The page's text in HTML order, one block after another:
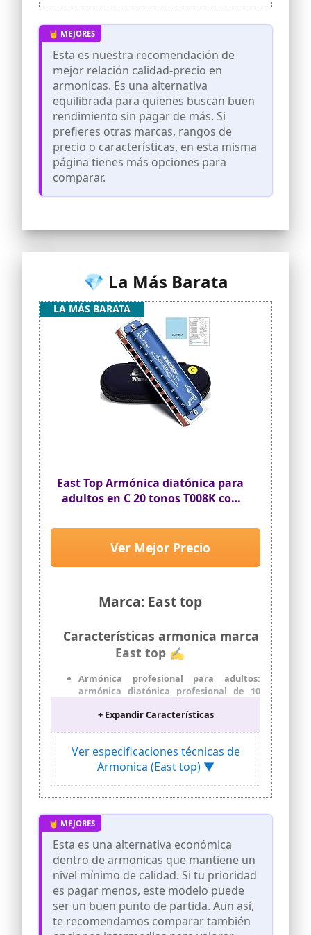
cómoda y la música más melódica.
alimentaria son amigables con los
labios.
【Fácil de usar】El divisor de flujo de aire
y el distribuidor de flujo de aire
incorporado en la armónica son
beneficiosos para mantener un flujo de
aire estable, lo que hace que sea más
fácil de tocar para principiantes y
dominar rápidamente más habilidades
sonoras.
Aspecto moderno: Cubierta lisa con
impresión fina, se ve elegante y es fácil
de sostener
profesional, transporte de mercancías
rentable y un servicio al cliente amable.
Esta es nuestra recomendación de
mejor relación calidad-precio en
armonicas. Es una alternativa
equilibrada para quienes buscan buen
rendimiento sin pagar de más. Si
prefieres otras marcas, rangos de
precio o características, en esta misma
página tienes más opciones para
comparar.
💎 La Más Barata
East Top Armónica diatónica para
adultos en C 20 tonos T008K con
de Blues en C, Armónica
diatónica infantil para
principiantes y estudiantes,
Marca: East top
Ver Mejor Precio
LA MÁS BARATA
Características armonica marca
East top ✍
Armónica profesional para adultos:
armónica diatónica profesional de 10
azules, folk, rock, campo, jazz, etc. Ideal
Esta armónica profesional Blues tiene
una exquisita mano de obra, aspecto
hermoso, tono preciso y sensible.
Sonido rico, sensible, hermeticidad:
peine de plástico hecho con precisión
placa de lengüeta de 1,2 mm de grosor
es más fácil obtener el tono más alto,
sonido rico y madera. La placa de
lengüeta con galvanoplastia
antioxidante, el agujero, el espacio de la
lengüeta es mejor después de
galvanoplastia. Al mismo tiempo, te
sentirás cómodo al jugar, fácil de usar la
habilidad, como soplar y doblar, dando al
+ Expandir Características
Ver especificaciones técnicas de
Armonica (East top) ▼
Esta es una alternativa económica
dentro de armonicas que mantiene un
nivel mínimo de calidad. Si tu prioridad
es pagar menos, este modelo puede
ser un buen punto de partida. Aun así,
te recomendamos comparar también